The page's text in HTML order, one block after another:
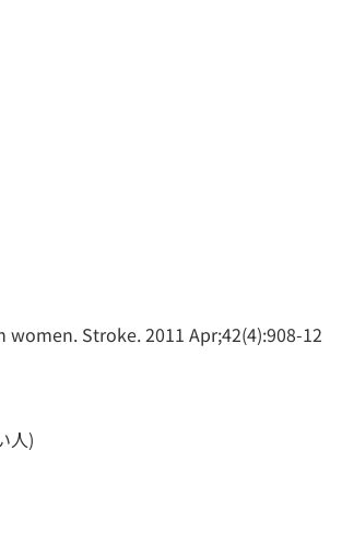
Stroke. 2011 Apr;42(4):908-12
人)